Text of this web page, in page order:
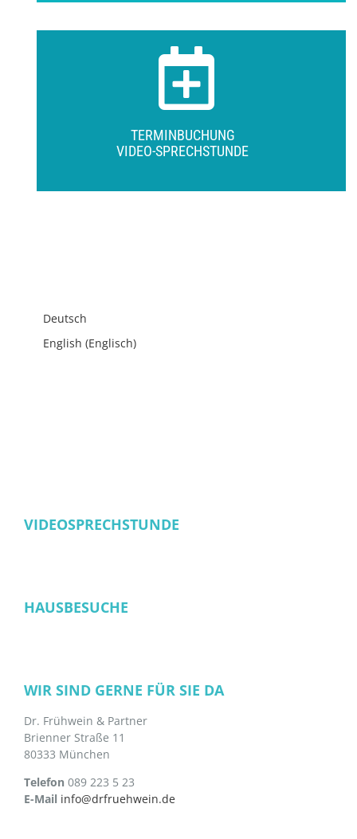
TERMINBUCHUNG
VIDEO-SPRECHSTUNDE
Deutsch
English (Englisch)
VIDEOSPRECHSTUNDE
HAUSBESUCHE
WIR SIND GERNE FÜR SIE DA
Dr. Frühwein & Partner
Brienner Straße 11
80333 München
Telefon 089 223 5 23
E-Mail info@drfruehwein.de